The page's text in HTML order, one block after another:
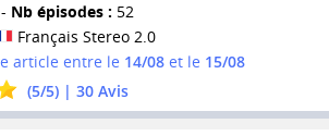
Nb épisodes : 52
Français Stereo 2.0
article entre le 14/08et le 15/08
(5/5) | 30Avis